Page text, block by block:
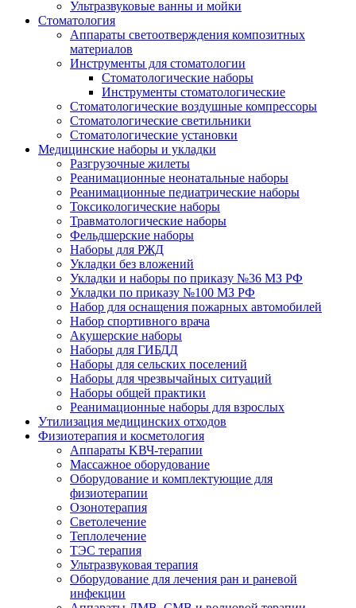
Ультразвуковые ванны и мойки
Стоматология
Аппараты светоотверждения композитных
материалов
Инструменты для стоматологии
Стоматологические наборы
Инструменты стоматологические
Стоматологические воздушные компрессоры
Стоматологические светильники
Стоматологические установки
Медицинские наборы и укладки
Разгрузочные жилеты
Реанимационные неонатальные наборы
Реанимационные педиатрические наборы
Токсикологические наборы
Травматологические наборы
Фельдшерские наборы
Наборы для РЖД
Укладки без вложений
Укладки и наборы по приказу №36 МЗ РФ
Укладки по приказу №100 МЗ РФ
Набор для оснащения пожарных автомобилей
Набор спортивного врача
Акушерские наборы
Наборы для ГИБДД
Наборы для сельских поселений
Наборы для чрезвычайных ситуаций
Наборы общей практики
Реанимационные наборы для взрослых
Утилизация медицинских отходов
Физиотерапия и косметология
Аппараты KВЧ-терапии
Массажное оборудование
Оборудование и комплектующие для
физиотерапии
Озонотерапия
Светолечение
Теплолечение
ТЭС терапия
Ультразвуковая терапия
Оборудование для лечения ран и раневой
инфекции